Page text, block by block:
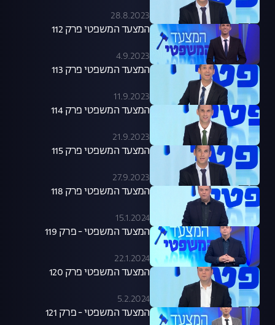
28.8.2023
המצעד המשפטי פרק 112
4.9.2023
המצעד המשפטי פרק 113
11.9.2023
המצעד המשפטי פרק 114
21.9.2023
המצעד המשפטי פרק 115
27.9.2023
המצעד המשפטי פרק 118
15.1.2024
המצעד המשפטי - פרק 119
22.1.2024
המצעד המשפטי פרק 120
5.2.2024
המצעד המשפטי - פרק 121